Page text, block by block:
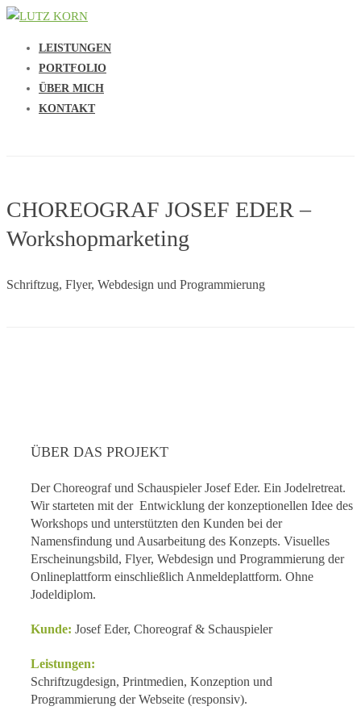
LEISTUNGEN
PORTFOLIO
ÜBER MICH
KONTAKT
CHOREOGRAF JOSEF EDER –
Workshopmarketing
Schriftzug, Flyer, Webdesign und Programmierung
ÜBER DAS PROJEKT
Der Choreograf und Schauspieler Josef Eder. Ein Jodelretreat.
Wir starteten mit der Entwicklung der konzeptionellen Idee des
Workshops und unterstützten den Kunden bei der
Namensfindung und Ausarbeitung des Konzepts. Visuelles
Erscheinungsbild, Flyer, Webdesign und Programmierung der
Onlineplattform einschließlich Anmeldeplattform. Ohne
Jodeldiplom.
Kunde: Josef Eder, Choreograf & Schauspieler
Leistungen:
Schriftzugdesign, Printmedien, Konzeption und
Programmierung der Webseite (responsiv).